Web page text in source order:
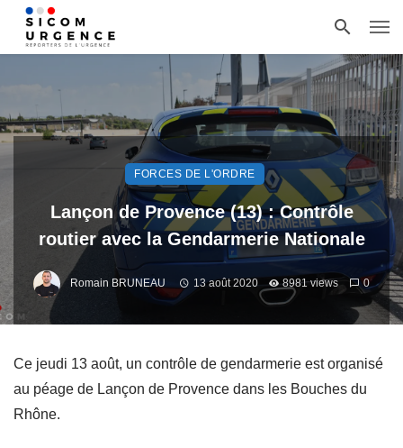
FORCES DE L'ORDRE
Lançon de Provence (13) : Contrôle
routier avec la Gendarmerie Nationale
Romain BRUNEAU 13 août 2020 8981 views 0
Ce jeudi 13 août, un contrôle de gendarmerie est organisé
au péage de Lançon de Provence dans les Bouches du
Rhône.